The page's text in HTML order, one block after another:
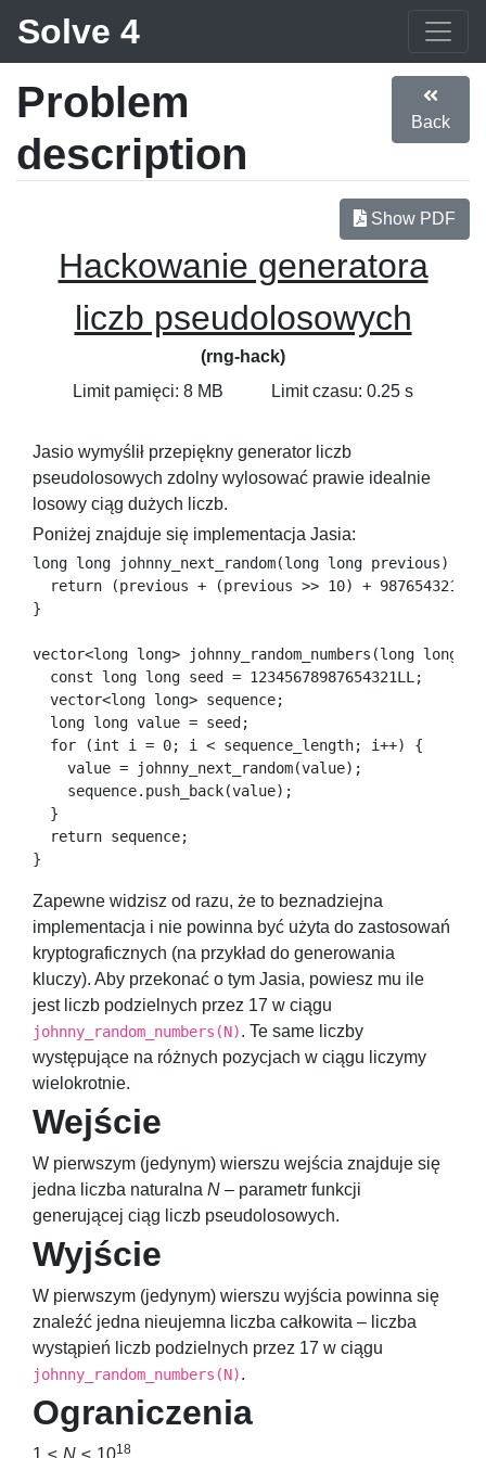
Solve 4
Problem
description
Back
Show PDF
Hackowanie generatora
liczb pseudolosowych
(rng-hack)
Limit pamięci: 8 MB
Limit czasu: 0.25 s
Jasio wymyślił przepiękny generator liczb
pseudolosowych zdolny wylosować prawie idealnie
losowy ciąg dużych liczb.
Poniżej znajduje się implementacja Jasia:
long long johnny_next_random(long long previous) {
return (previous + (previous >> 10) +
}
vector<long long> johnny_random_numbers(long long
  const long long seed = 12345678987654321LL;
  vector<long long> sequence;
  long long value = seed;
  for (int i = 0; i < sequence_length; i++) {
    value = johnny_next_random(value);
    sequence.push_back(value);
  }
  return sequence;
}
Zapewne widzisz od razu, że to beznadziejna
implementacja i nie powinna być użyta do zastosowań
kryptograficznych (na przykład do generowania
kluczy). Aby przekonać o tym Jasia, powiesz mu ile
jest liczb podzielnych przez 17 w ciągu
johnny_random_numbers(N). Te same liczby
występujące na różnych pozycjach w ciągu liczymy
wielokrotnie.
Wejście
W pierwszym (jedynym) wierszu wejścia znajduje się
jedna liczba naturalna N – parametr funkcji
generującej ciąg liczb pseudolosowych.
Wyjście
W pierwszym (jedynym) wierszu wyjścia powinna się
znaleźć jedna nieujemna liczba całkowita – liczba
wystąpień liczb podzielnych przez 17 w ciągu
johnny_random_numbers(N).
Ograniczenia
1 ≤ N ≤ 1018